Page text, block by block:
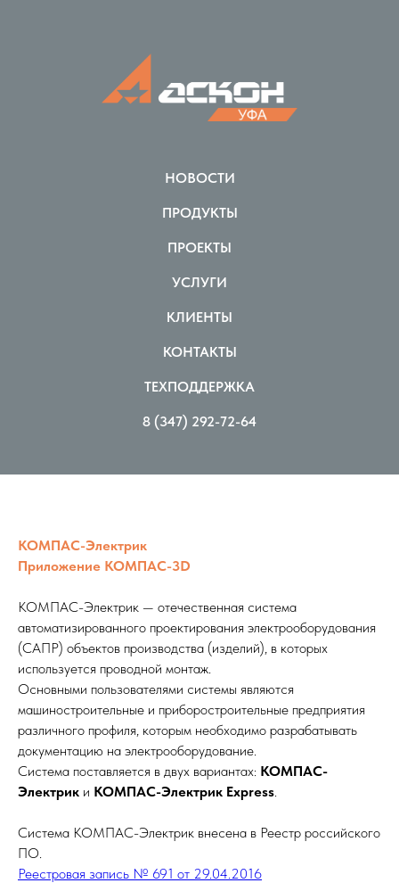
НОВОСТИ
ПРОДУКТЫ
ПРОЕКТЫ
УСЛУГИ
КЛИЕНТЫ
КОНТАКТЫ
ТЕХПОДДЕРЖКА
8 (347) 292-72-64
КОМПАС-Электрик
Приложение КОМПАС-3D
КОМПАС-Электрик — отечественная система
автоматизированного проектирования электрооборудования
(САПР) объектов производства (изделий), в которых
используется проводной монтаж.
Основными пользователями системы являются
машиностроительные и приборостроительные предприятия
различного профиля, которым необходимо разрабатывать
документацию на электрооборудование.
Система поставляется в двух вариантах: КОМПАС-
Электрик и КОМПАС-Электрик Express.
Система КОМПАС-Электрик внесена в Реестр российского
ПО.
Реестровая запись № 691 от 29.04.2016